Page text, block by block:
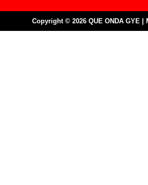
Copyright © 2026 QUE ONDA GYE |